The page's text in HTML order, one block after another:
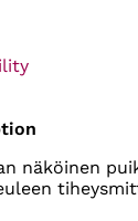
näköinen